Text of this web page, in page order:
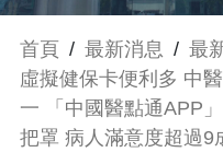
首頁 / 最新消息 / 最
虛擬健保卡便利多 中
一 「中國醫點通APP
把罩 病人滿意度超過9